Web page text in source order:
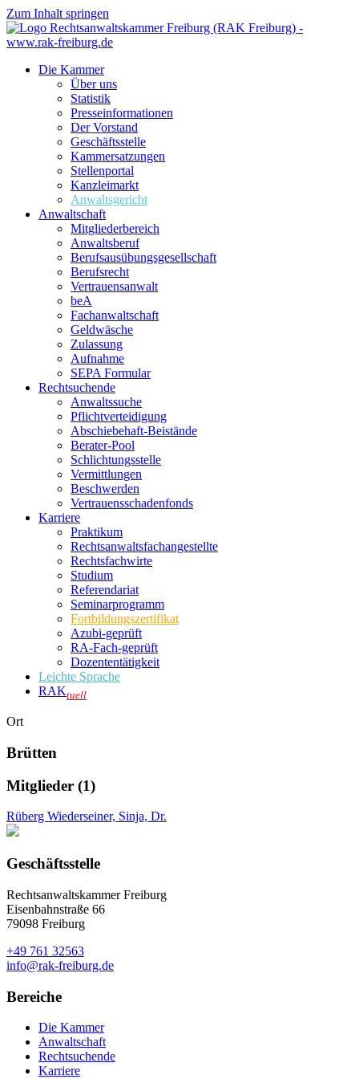
Zum Inhalt springen
Die Kammer
Über uns
Statistik
Presseinformationen
Der Vorstand
Geschäftsstelle
Kammersatzungen
Stellenportal
Kanzleimarkt
Anwaltsgericht
Anwaltschaft
Mitgliederbereich
Anwaltsberuf
Berufsausübungs­gesellschaft
Berufsrecht
Vertrauensanwalt
beA
Fachanwaltschaft
Geldwäsche
Zulassung
Aufnahme
SEPA Formular
Rechtsuchende
Anwaltssuche
Pflichtverteidigung
Abschiebehaft-Beistände
Berater-Pool
Schlichtungsstelle
Vermittlungen
Beschwerden
Vertrauensschadenfonds
Karriere
Praktikum
Rechtsanwalts­fachangestellte
Rechtsfachwirte
Studium
Referendariat
Seminarprogramm
Fortbildungszertifikat
Azubi-geprüft
RA-Fach-geprüft
Dozententätigkeit
Leichte Sprache
RAKtuell
Ort
Brütten
Mitglieder (1)
Rüberg Wiederseiner, Sinja, Dr.
Geschäftsstelle
Rechtsanwaltskammer Freiburg
Eisenbahnstraße 66
79098 Freiburg
+49 761 32563
info@rak-freiburg.de
Bereiche
Die Kammer
Anwaltschaft
Rechtsuchende
Karriere